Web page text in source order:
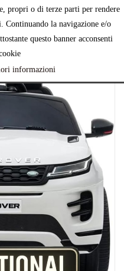
propri o di terze parti per rendere
Continuando la navigazione e/o
questo banner acconsenti
informazioni